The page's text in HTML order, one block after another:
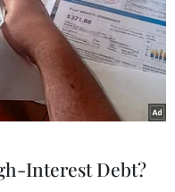
Interest Debt?